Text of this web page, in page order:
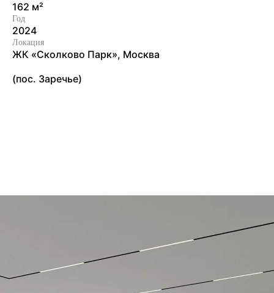
162 м²
Год
2024
Локация
ЖК «Сколково Парк», Москва
(пос. Заречье)